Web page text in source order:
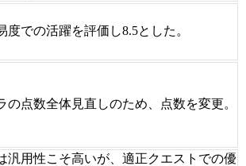
度での活躍を評価し8.5とした。
の点数全体見直しのため、点数を変更。
汎用性こそ高いが、適正クエストでの優